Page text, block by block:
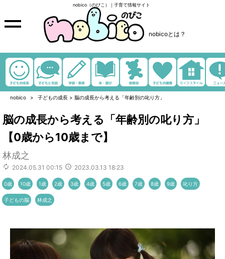
nobico（のびこ）｜子育て情報サイト
nobicoとは？
nobico 子どもの成長 > 脳の成長から考える「年齢別の叱り方」
脳の成長から考える「年齢別の叱り方」
【0歳から10歳まで】
林成之
2024.05.31 00:15 2023.03.13 18:23
0歳 10歳 1歳 2歳 3歳 4歳 5歳 6歳 7歳 8歳 9歳 叱り方
子どもの脳 林成之